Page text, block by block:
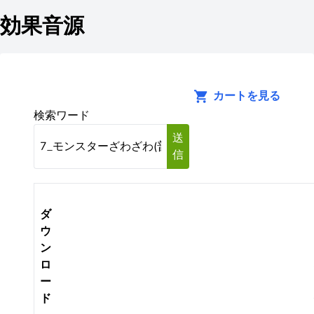
効果音源
カートを見る
検索ワード
送
信
ダ
ウ
ン
ロ
ー
ド